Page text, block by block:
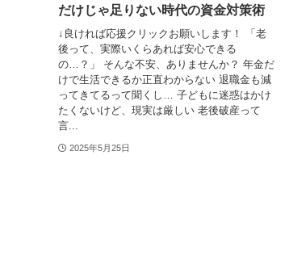
だけじゃ足りない時代の資金対策術
↓良ければ応援クリックお願いします！ 「老
後って、実際いくらあれば安心できる
の…？」 そんな不安、ありませんか？ 年金だ
けで生活できるか正直わからない 退職金も減
ってきてるって聞くし… 子どもに迷惑はかけ
たくないけど、現実は厳しい 老後破産って
言...
2025年5月25日